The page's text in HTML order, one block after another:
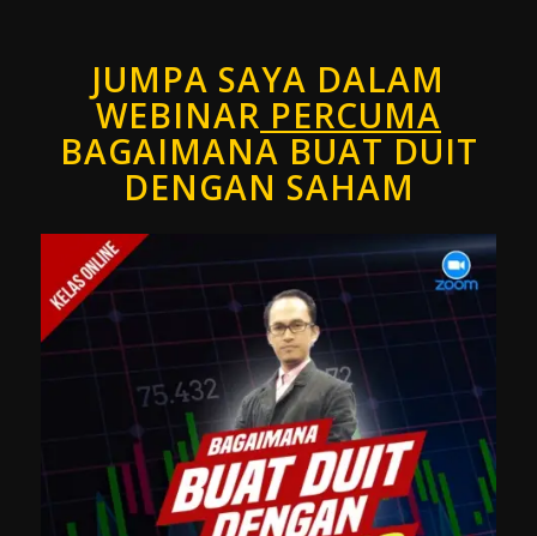
JUMPA SAYA DALAM
WEBINAR PERCUMA
BAGAIMANA BUAT DUIT
DENGAN SAHAM